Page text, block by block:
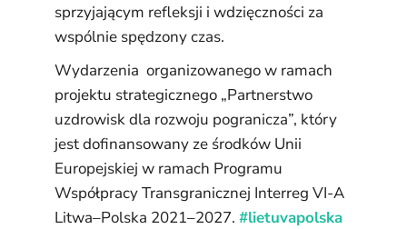
sprzyjającym refleksji i wdzięczności za
wspólnie spędzony czas.
Wydarzenia organizowanego w ramach
projektu strategicznego „Partnerstwo
uzdrowisk dla rozwoju pogranicza”, który
jest dofinansowany ze środków Unii
Europejskiej w ramach Programu
Współpracy Transgranicznej Interreg VI-A
Litwa–Polska 2021–2027. #lietuvapolska